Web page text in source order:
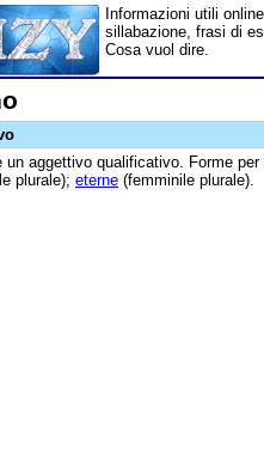
Informazioni utili
sillabazione, frasi di
Cosa vuol dire.
un aggettivo qualificativo. Forme per
plurale); eterne (femminile plurale).